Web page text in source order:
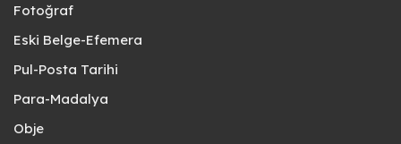
Fotoğraf
Eski Belge-Efemera
Pul-Posta Tarihi
Para-Madalya
Obje